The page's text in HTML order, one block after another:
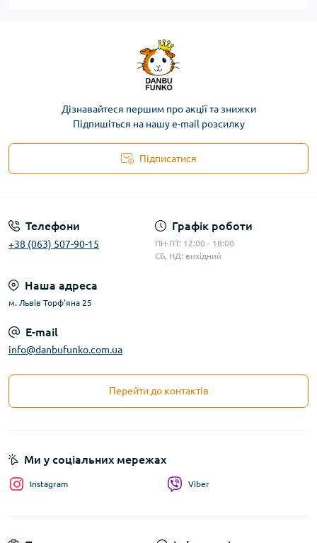
Дізнавайтеся першим про акції та знижки
Підпишіться на нашу e-mail розсилку
Підписатися
Телефони
+38 (063) 507-90-15
Графік роботи
ПН-ПТ: 12:00 - 18:00
СБ, НД: вихідний
Наша адреса
м. Львів Торф'яна 25
E-mail
info@danbufunko.com.ua
Перейти до контактів
Ми у соціальних мережах
Instagram Viber